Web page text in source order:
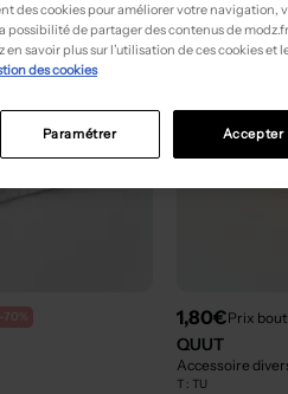
-70% 1,80€Prix
QUUT
Accessoire
T : TU
des cookies pour améliorer votre navigation,
possibilité de partager des contenus de
en savoir plus sur l’utilisation de ces cookies
des cookies
Accepter
Paramétrer